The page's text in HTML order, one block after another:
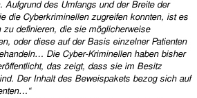
Aufgrund des Umfangs und der Breite der
die Cyberkriminellen zugreifen konnten, ist es
zu definieren, die sie möglicherweise
oder diese auf der Basis einzelner Patienten
Die Cyber-Kriminellen haben bisher
das zeigt, dass sie im Besitz
Der Inhalt des Beweispakets bezog sich auf